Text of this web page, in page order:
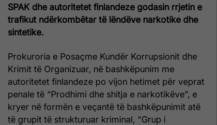
SPAK dhe autoritetet finlandeze godasin rrjetin e
trafikut ndërkombëtar të lëndëve narkotike dhe
sintetike.
Prokuroria e Posaçme Kundër Korrupsionit dhe
Krimit të Organizuar, në bashkëpunim me
autoritetet finlandeze po vijon hetimet për veprat
penale të “Prodhimi dhe shitja e narkotikëve”, e
kryer në formën e veçantë të bashkëpunimit atë
të grupit të strukturuar kriminal, “Grup i